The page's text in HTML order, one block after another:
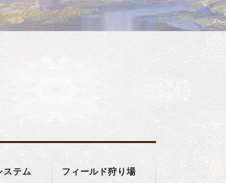
ステム フィールド狩り場